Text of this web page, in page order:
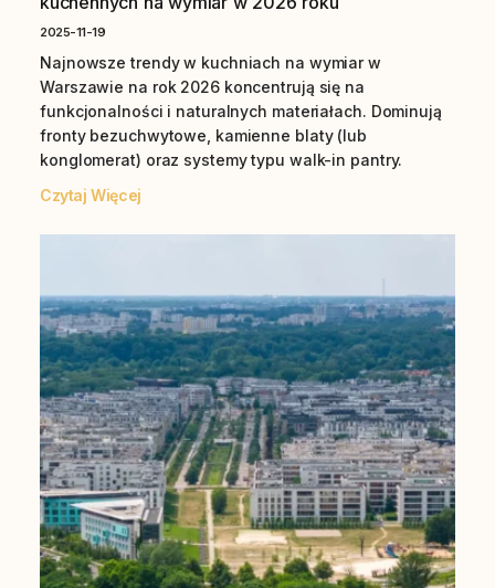
2025-11-19
Najnowsze trendy w kuchniach na wymiar w
Warszawie na rok 2026 koncentrują się na
funkcjonalności i naturalnych materiałach. Dominują
fronty bezuchwytowe, kamienne blaty (lub
konglomerat) oraz systemy typu walk-in pantry.
Czytaj Więcej